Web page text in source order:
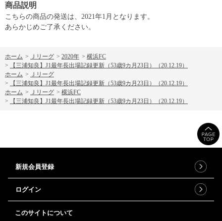
商品説明
こちらの商品の発送は、2021年1月となります。
あらかじめご了承ください。
ホーム > Ｊリーグ > 2020年 > 横浜FC
>
【三浦知良】J1最年長出場記録更新（53歳9カ月23日）（20.12.19）
ホーム > Ｊリーグ
>
【三浦知良】J1最年長出場記録更新（53歳9カ月23日）（20.12.19）
ホーム > Ｊリーグ > 横浜FC
>
【三浦知良】J1最年長出場記録更新（53歳9カ月23日）（20.12.19）
新規会員登録
ログイン
このサイトについて